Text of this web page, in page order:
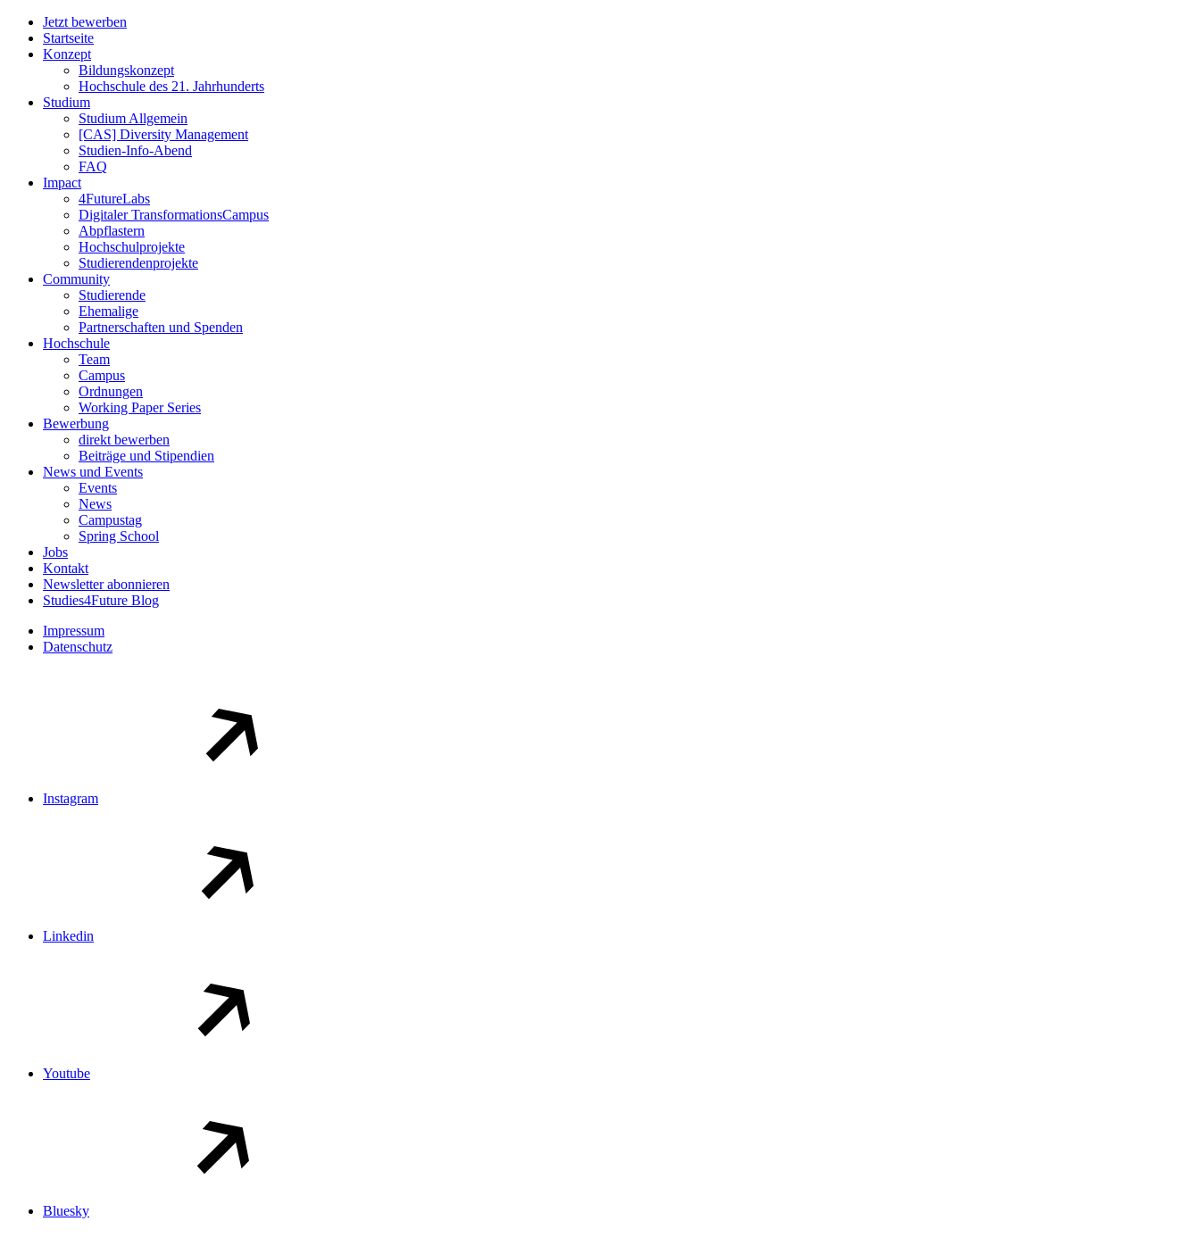
Jetzt bewerben
Startseite
Konzept
Bildungskonzept
Hochschule des 21. Jahrhunderts
Studium
Studium Allgemein
[CAS] Diversity Management
Studien-Info-Abend
FAQ
Impact
4FutureLabs
Digitaler TransformationsCampus
Abpflastern
Hochschulprojekte
Studierendenprojekte
Community
Studierende
Ehemalige
Partnerschaften und Spenden
Hochschule
Team
Campus
Ordnungen
Working Paper Series
Bewerbung
direkt bewerben
Beiträge und Stipendien
News und Events
Events
News
Campustag
Spring School
Jobs
Kontakt
Newsletter abonnieren
Studies4Future Blog
Impressum
Datenschutz
Instagram
Linkedin
Youtube
Bluesky